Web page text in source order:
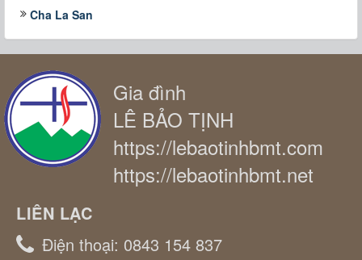
Cha La San
Gia đình
LÊ BẢO TỊNH
https://lebaotinhbmt.com
https://lebaotinhbmt.net
LIÊN LẠC
Điện thoại: 0843 154 837